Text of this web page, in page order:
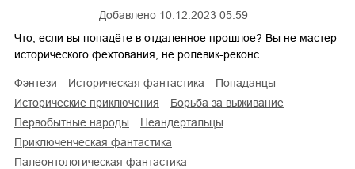
Добавлено 10.12.2023 05:59
Что, если вы попадёте в отдаленное прошлое? Вы не мастер
исторического фехтования, не ролевик-реконс…
фэнтези историческая фантастика
попаданцы
исторические приключения
борьба за выживание
первобытные народы
неандертальцы
приключенческая фантастика
палеонтологическая фантастика